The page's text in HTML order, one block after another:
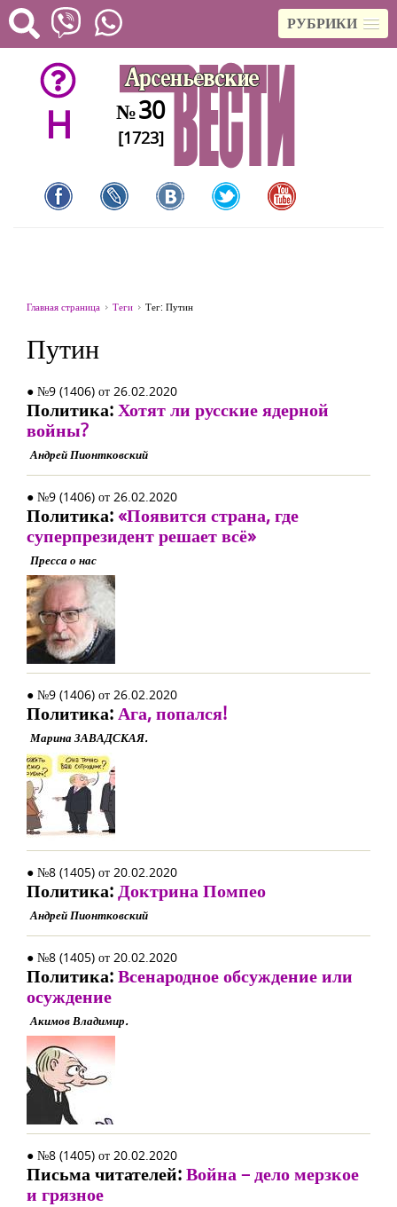
РУБРИКИ
H №30
[1723]
Главная страница Теги Тег: Путин
Путин
● №9 (1406) от 26.02.2020
Политика:Хотят ли русские ядерной
войны?
Андрей Пионтковский
● №9 (1406) от 26.02.2020
Политика:«Появится страна, где
суперпрезидент решает всё»
Пресса о нас
● №9 (1406) от 26.02.2020
Политика:Ага, попался!
Марина ЗАВАДСКАЯ.
● №8 (1405) от 20.02.2020
Политика:Доктрина Помпео
Андрей Пионтковский
● №8 (1405) от 20.02.2020
Политика:Всенародное обсуждение или
осуждение
Акимов Владимир.
● №8 (1405) от 20.02.2020
Письма читателей:Война – дело мерзкое
и грязное